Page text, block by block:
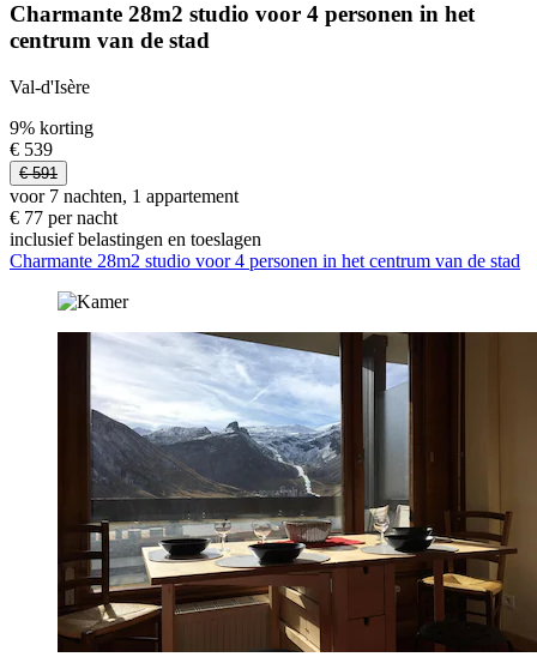
Charmante 28m2 studio voor 4 personen in het
centrum van de stad
Val-d'Isère
9% korting
€ 539
€ 591
voor 7 nachten, 1 appartement
€ 77 per nacht
inclusief belastingen en toeslagen
Charmante 28m2 studio voor 4 personen in het centrum van de stad